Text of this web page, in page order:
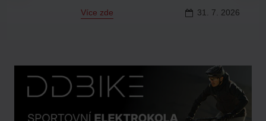
31. 7. 2026
Více zde